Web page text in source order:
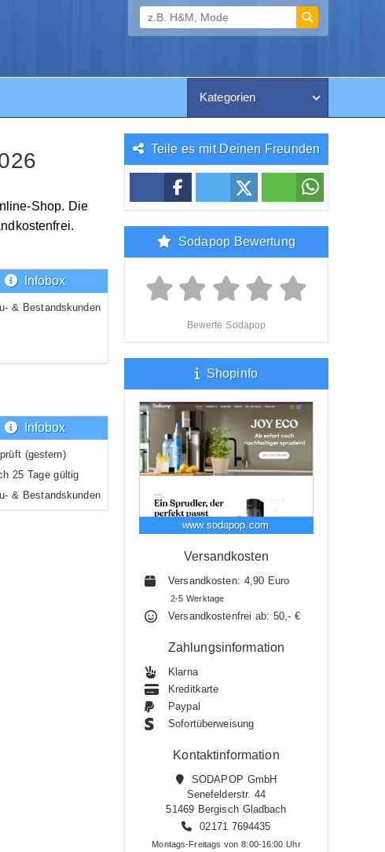
Kategorien
Shop. Die
Infobox
& Bestandskunden
Infobox
(gestern)
25 Tage gültig
& Bestandskunden
Teile es mit Deinen Freunden
Sodapop Bewertung
Bewerte Sodapop
Shopinfo
www.sodapop.com
Versandkosten
Versandkosten: 4,90 Euro
2-5 Werktage
Versandkostenfrei ab: 50,- €
Zahlungsinformation
Klarna
Kreditkarte
Paypal
Sofortüberweisung
Kontaktinformation
SODAPOP GmbH
Senefelderstr. 44
51469 Bergisch Gladbach
02171 7694435
Montags-Freitags von 8:00-16:00 Uhr